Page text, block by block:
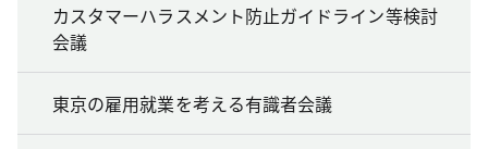
カスタマーハラスメント防止ガイドライン等検討
会議
東京の雇用就業を考える有識者会議